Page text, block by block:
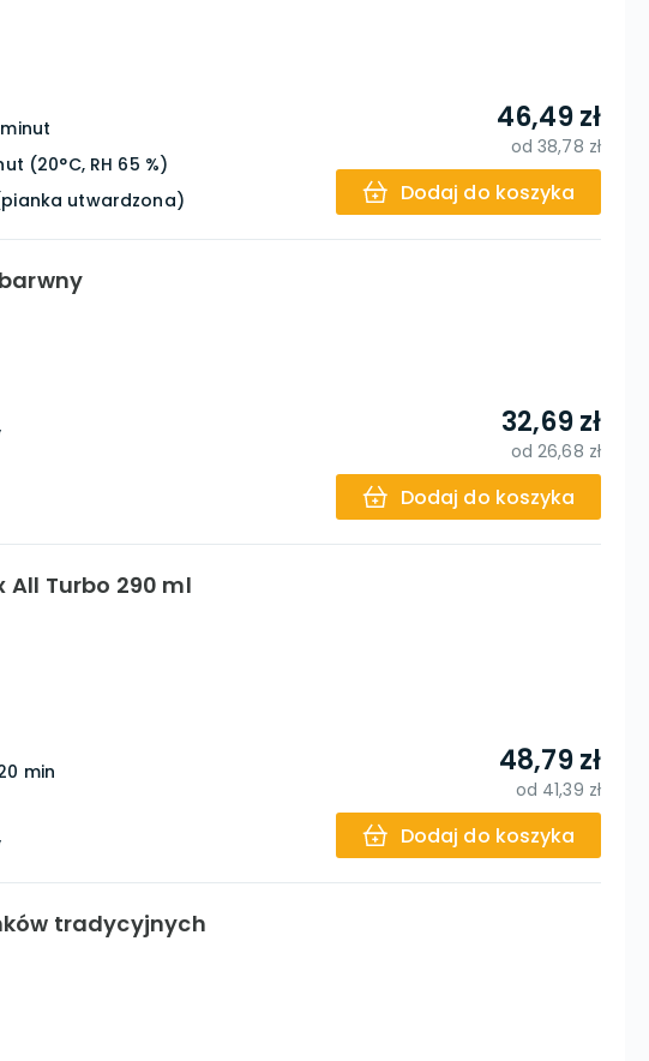
(20°C, RH 65 %)
utwardzona)
46,49 zł
od38,78 zł
Dodaj do koszyka
32,69 zł
od26,68 zł
Dodaj do koszyka
All Turbo 290 ml
min
48,79 zł
od 41,39 zł
Dodaj do koszyka
tradycyjnych